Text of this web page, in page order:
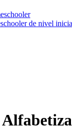
de nivel